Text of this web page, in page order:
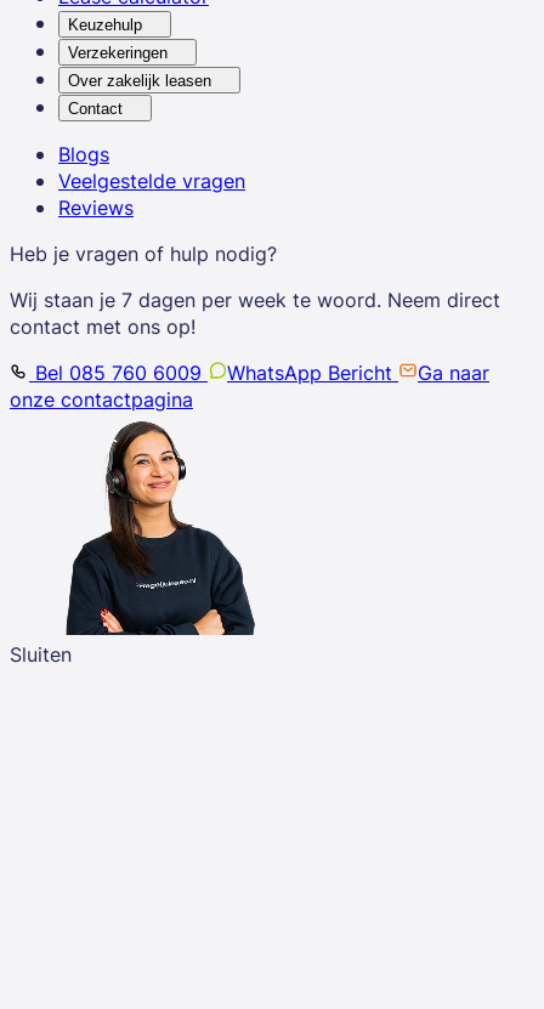
Keuzehulp
Verzekeringen
Over zakelijk leasen
Contact
Blogs
Veelgestelde vragen
Reviews
Heb je vragen of hulp nodig?
Wij staan je 7 dagen per week te woord. Neem direct
contact met ons op!
Bel 085 760 6009
WhatsApp Bericht
Ga naar
onze contactpagina
Sluiten